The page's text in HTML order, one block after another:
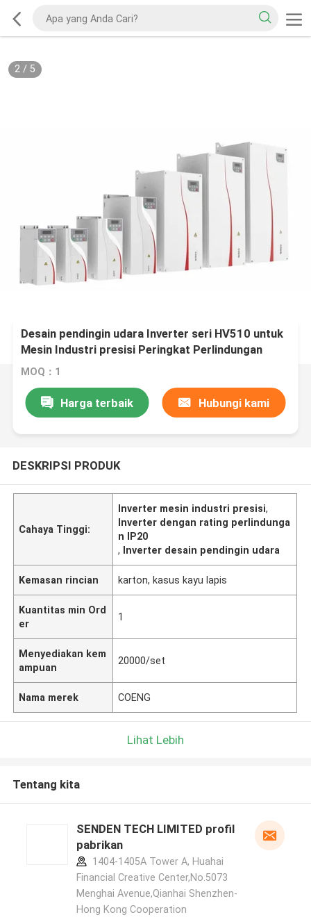
2/ 5
Desain pendingin udara Inverter seri HV510 untuk
Mesin Industri presisi Peringkat Perlindungan
IP20
MOQ：1
Harga terbaik Hubungi kami
DESKRIPSI PRODUK
Cahaya Tinggi:
Inverter mesin industri presisi,
Inverter dengan rating perlindunga
n IP20
, Inverter desain pendingin udara
Kemasan rincian karton, kasus kayu lapis
Kuantitas min Ord
er
1
Menyediakan kem
ampuan
20000/set
Nama merek COENG
Lihat Lebih
Tentang kita
SENDEN TECH LIMITED profil
pabrikan
1404-1405A Tower A, Huahai
Financial Creative Center,No.5073
Menghai Avenue,Qianhai Shenzhen-
Hong Kong Cooperation